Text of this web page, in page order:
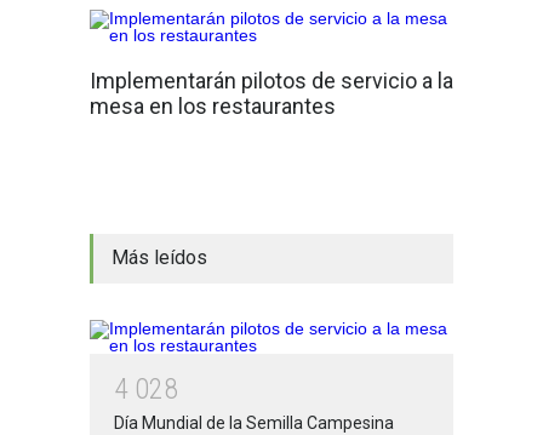
Implementarán pilotos de servicio a la
mesa en los restaurantes
Más leídos
4 028
Día Mundial de la Semilla Campesina